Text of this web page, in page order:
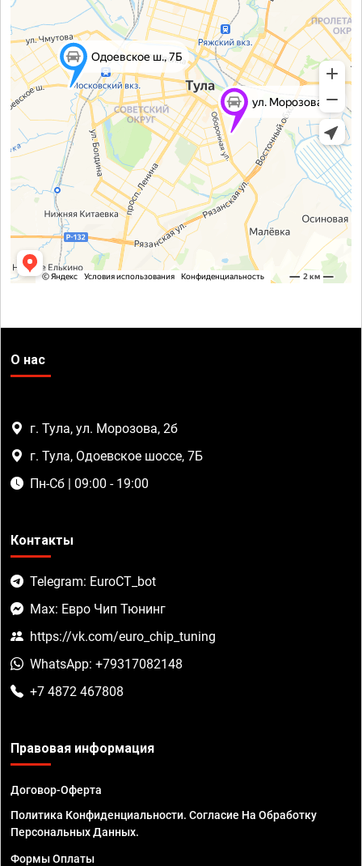
О нас
г. Тула, ул. Морозова, 2б
г. Тула, Одоевское шоссе, 7Б
Пн-Сб | 09:00 - 19:00
Контакты
Telegram: EuroCT_bot
Max: Евро Чип Тюнинг
https://vk.com/euro_chip_tuning
WhatsApp: +79317082148
+7 4872 467808
Правовая информация
Договор-Оферта
Политика Конфиденциальности. Согласие На Обработку
Персональных Данных.
Формы Оплаты